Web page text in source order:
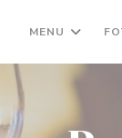
MENU